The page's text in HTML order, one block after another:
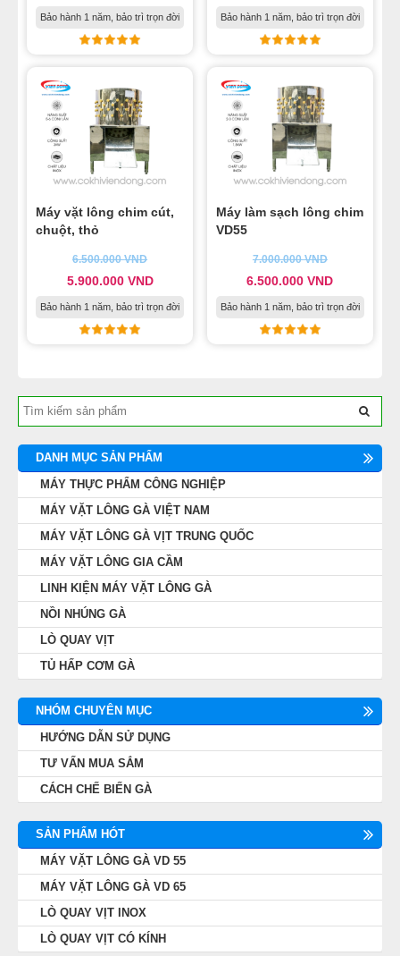
Bảo hành 1 năm, bảo trì trọn đời Bảo hành 1 năm, bảo trì trọn đời
Máy vặt lông chim cút,
chuột, thỏ
6.500.000VND
5.900.000 VND
Bảo hành 1 năm, bảo trì trọn đời
Máy làm sạch lông chim
VD55
7.000.000VND
6.500.000VND
Bảo hành 1 năm, bảo trì trọn đời
DANH MỤC SẢN PHẨM
MÁY THỰC PHẨM CÔNG NGHIỆP
MÁY VẶT LÔNG GÀ VIỆT NAM
MÁY VẶT LÔNG GÀ VỊT TRUNG QUỐC
MÁY VẶT LÔNG GIA CẦM
LINH KIỆN MÁY VẶT LÔNG GÀ
NỒI NHÚNG GÀ
LÒ QUAY VỊT
TỦ HẤP CƠM GÀ
NHÓM CHUYÊN MỤC
HƯỚNG DẪN SỬ DỤNG
TƯ VẤN MUA SẮM
CÁCH CHẾ BIẾN GÀ
SẢN PHẨM HÓT
MÁY VẶT LÔNG GÀ VD 55
MÁY VẶT LÔNG GÀ VD 65
LÒ QUAY VỊT INOX
LÒ QUAY VỊT CÓ KÍNH